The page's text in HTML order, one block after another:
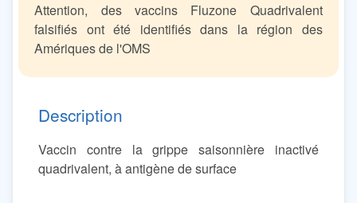
Attention, des vaccins Fluzone Quadrivalent
falsifiés ont été identifiés dans la région des
Amériques de l'OMS
Description
Vaccin contre la grippe saisonnière inactivé
quadrivalent, à antigène de surface